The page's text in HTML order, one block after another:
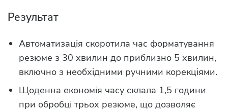
Результат
Автоматизація скоротила час форматування
резюме з 30 хвилин до приблизно 5 хвилин,
включно з необхідними ручними корекціями.
Щоденна економія часу склала 1,5 години
при обробці трьох резюме, що дозволяє